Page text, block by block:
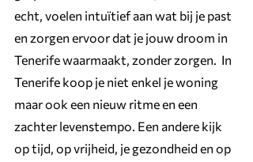
echt, voelen intuïtief aan wat bij je past
en zorgen ervoor dat je jouw droom in
Tenerife waarmaakt, zonder zorgen.  In
Tenerife koop je niet enkel je woning
maar ook een nieuw ritme en een
zachter levenstempo. Een andere kijk
op tijd, op vrijheid, je gezondheid en op